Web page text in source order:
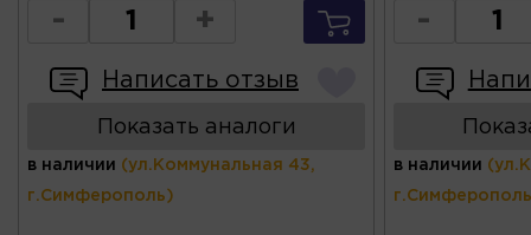
- +
Написать отзыв
Показать аналоги
в наличии (ул.Коммунальная 43,
г.Симферополь)
-
в наличии